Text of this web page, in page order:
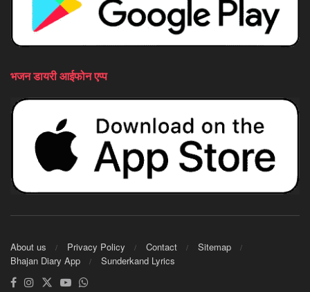
भजन डायरी आईफोन एप्प
About us Privacy Policy Contact
Sitemap
Bhajan Diary App
Sunderkand Lyrics